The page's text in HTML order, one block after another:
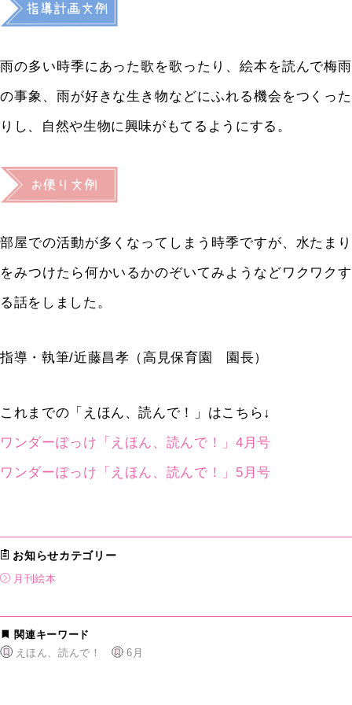
雨の多い時季にあった歌を歌ったり、絵本を読んで梅雨
の事象、雨が好きな生き物などにふれる機会をつくった
りし、自然や生物に興味がもてるようにする。
部屋での活動が多くなってしまう時季ですが、水たまり
をみつけたら何かいるかのぞいてみようなどワクワクす
る話をしました。
指導・執筆/近藤昌孝（高見保育園 園長）
これまでの「えほん、読んで！」はこちら↓
ワンダーぽっけ「えほん、読んで！」4月号
ワンダーぽっけ「えほん、読んで！」5月号
お知らせカテゴリー
月刊絵本
関連キーワード
えほん、読んで！
6月